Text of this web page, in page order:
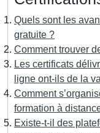
Quels sont les
gratuite ?
Comment trouver
Les certificats
ligne ont-ils de la
Comment
formation à
Existe-t-il des